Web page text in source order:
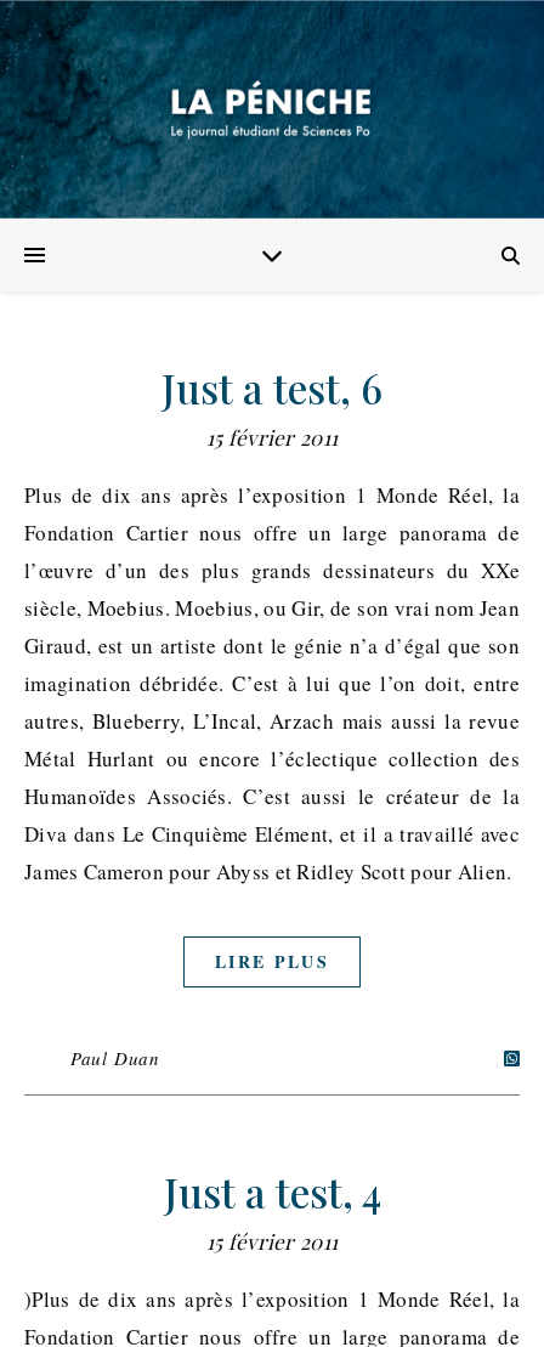
Just a test, 6
15 février 2011
Plus de dix ans après l’exposition 1 Monde Réel, la
Fondation Cartier nous offre un large panorama de
l’œuvre d’un des plus grands dessinateurs du XXe
siècle, Moebius. Moebius, ou Gir, de son vrai nom Jean
Giraud, est un artiste dont le génie n’a d’égal que son
imagination débridée. C’est à lui que l’on doit, entre
autres, Blueberry, L’Incal, Arzach mais aussi la revue
Métal Hurlant ou encore l’éclectique collection des
Humanoïdes Associés. C’est aussi le créateur de la
Diva dans Le Cinquième Elément, et il a travaillé avec
James Cameron pour Abyss et Ridley Scott pour Alien.
LIRE PLUS
Paul Duan
Just a test, 4
15 février 2011
)Plus de dix ans après l’exposition 1 Monde Réel, la
Fondation Cartier nous offre un large panorama de